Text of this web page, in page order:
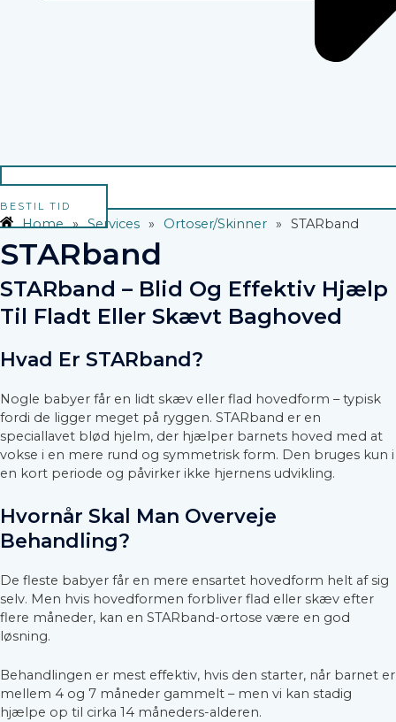
BESTIL TID
Home » Services » Ortoser/Skinner » STARband
STARband
STARband – Blid Og Effektiv Hjælp
Til Fladt Eller Skævt Baghoved
Hvad Er STARband?
Nogle babyer får en lidt skæv eller flad hovedform – typisk
fordi de ligger meget på ryggen. STARband er en
speciallavet blød hjelm, der hjælper barnets hoved med at
vokse i en mere rund og symmetrisk form. Den bruges kun i
en kort periode og påvirker ikke hjernens udvikling.
Hvornår Skal Man Overveje
Behandling?
De fleste babyer får en mere ensartet hovedform helt af sig
selv. Men hvis hovedformen forbliver flad eller skæv efter
flere måneder, kan en STARband-ortose være en god
løsning.
Behandlingen er mest effektiv, hvis den starter, når barnet er
mellem 4 og 7 måneder gammelt – men vi kan stadig
hjælpe op til cirka 14 måneders-alderen.